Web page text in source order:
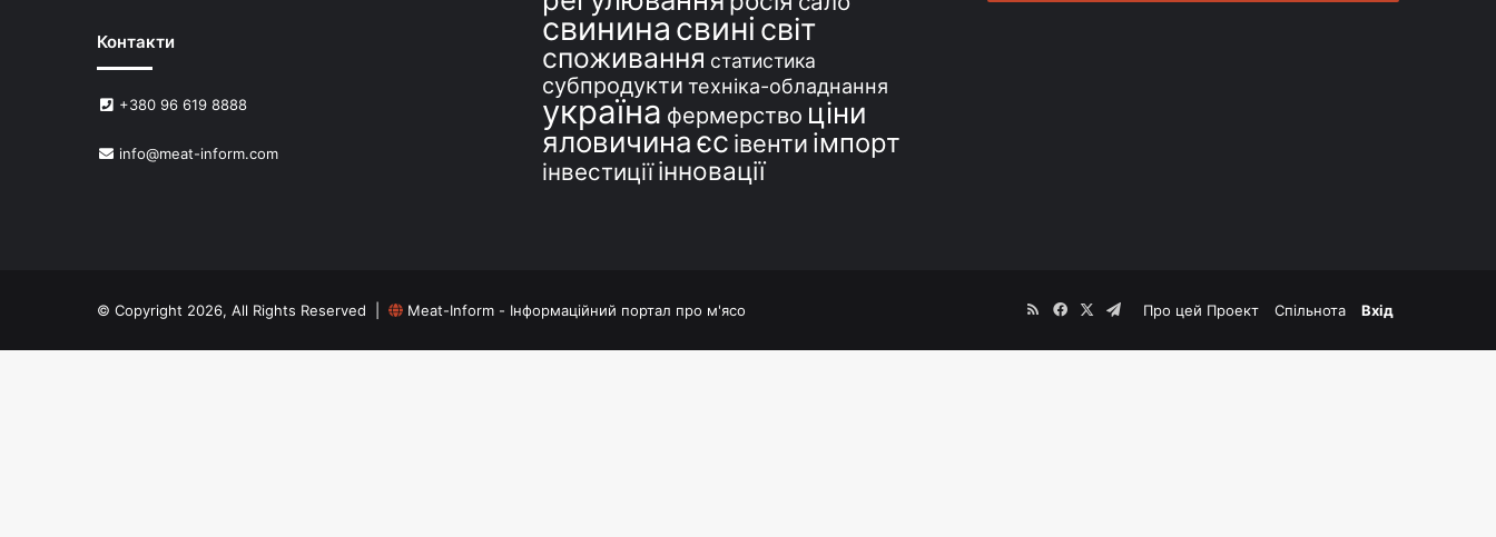
Контакти
+380 96 619 8888
info@meat-inform.com
свинина свині світ
споживання статистика
субпродукти техніка-обладнання
україна фермерство ціни
яловичинаєс івенти імпорт
інвестиції інновації
© Copyright 2026, All Rights Reserved | Meat-Inform - Інформаційний портал про м'ясо Про цей Проект Спільнота Вхід
RSSFacebookTelegram